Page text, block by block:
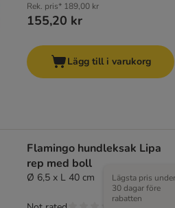
Rek. pris* 189,00 kr
155,20 kr
Lägg till i varukorg
Flamingo hundleksak Lipa
rep med boll
Ø 6,5 x L 40 cm
Lägsta pris under
30 dagar före
rabatten